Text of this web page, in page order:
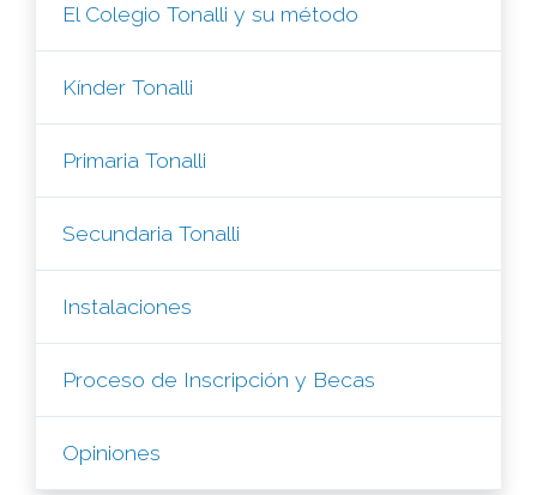
El Colegio Tonalli y su método
Kínder Tonalli
Primaria Tonalli
Secundaria Tonalli
Instalaciones
Proceso de Inscripción y Becas
Opiniones